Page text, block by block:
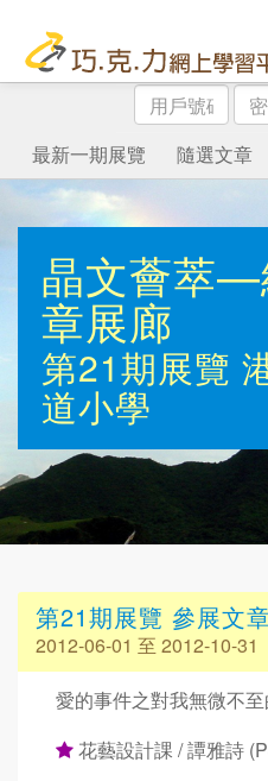
用
戶
號
碼
密
碼
最新一期展覽
隨選文章
晶文薈萃—
章展廊
第21期展覽
道小學
第21期展覽 參展文
2012-06-01 至 2012-10-31
愛的事件之對我無微不
花藝設計課 / 譚雅詩